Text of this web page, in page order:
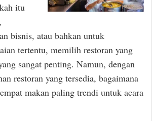
itu
bisnis, atau bahkan untuk
tertentu, memilih restoran yang
sangat penting. Namun, dengan
restoran yang tersedia, bagaimana
makan paling trendi untuk acara